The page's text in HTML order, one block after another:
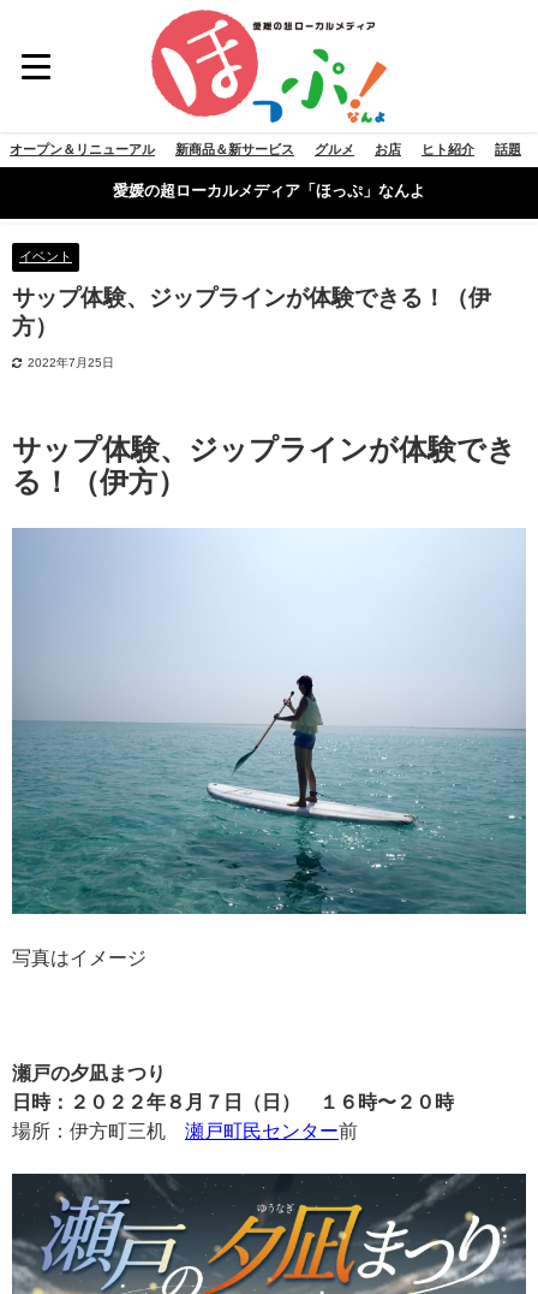
オープン＆リニューアル 新商品＆新サービス グルメ お店 ヒト紹介 話題
愛媛の超ローカルメディア「ほっぷ」なんよ
イベント
サップ体験、ジップラインが体験できる！（伊
方）
2022年7月25日
サップ体験、ジップラインが体験でき
る！（伊方）
写真はイメージ
瀬戸の夕凪まつり
日時：２０２２年８月７日（日） １６時〜２０時
場所：伊方町三机 瀬戸町民センター前